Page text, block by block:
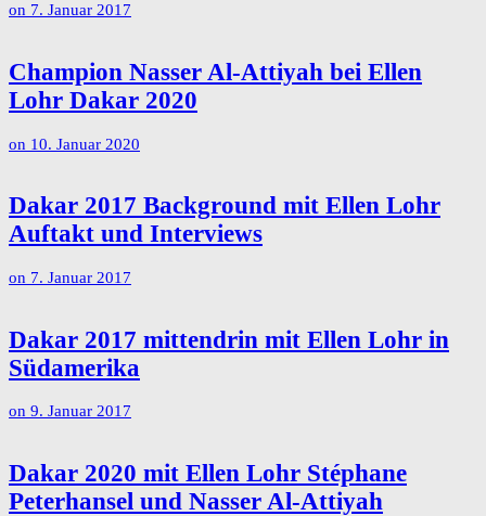
on 7. Januar 2017
Champion Nasser Al-Attiyah bei Ellen
Lohr Dakar 2020
on 10. Januar 2020
Dakar 2017 Background mit Ellen Lohr
Auftakt und Interviews
on 7. Januar 2017
Dakar 2017 mittendrin mit Ellen Lohr in
Südamerika
on 9. Januar 2017
Dakar 2020 mit Ellen Lohr Stéphane
Peterhansel und Nasser Al-Attiyah